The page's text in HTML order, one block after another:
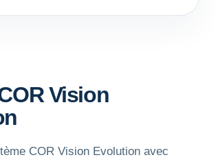
Vision
COR Vision Evolution avec